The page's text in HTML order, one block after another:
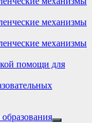
механизмы
механизмы
помощи для